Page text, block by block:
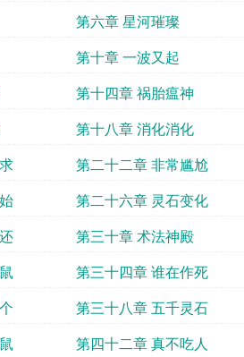
第六章 星河璀璨
第十章 一波又起
第十四章 祸胎瘟神
第十八章 消化消化
第二十二章 非常尴尬
第二十六章 灵石变化
第三十章 术法神殿
第三十四章 谁在作死
第三十八章 五千灵石
第四十二章 真不吃人